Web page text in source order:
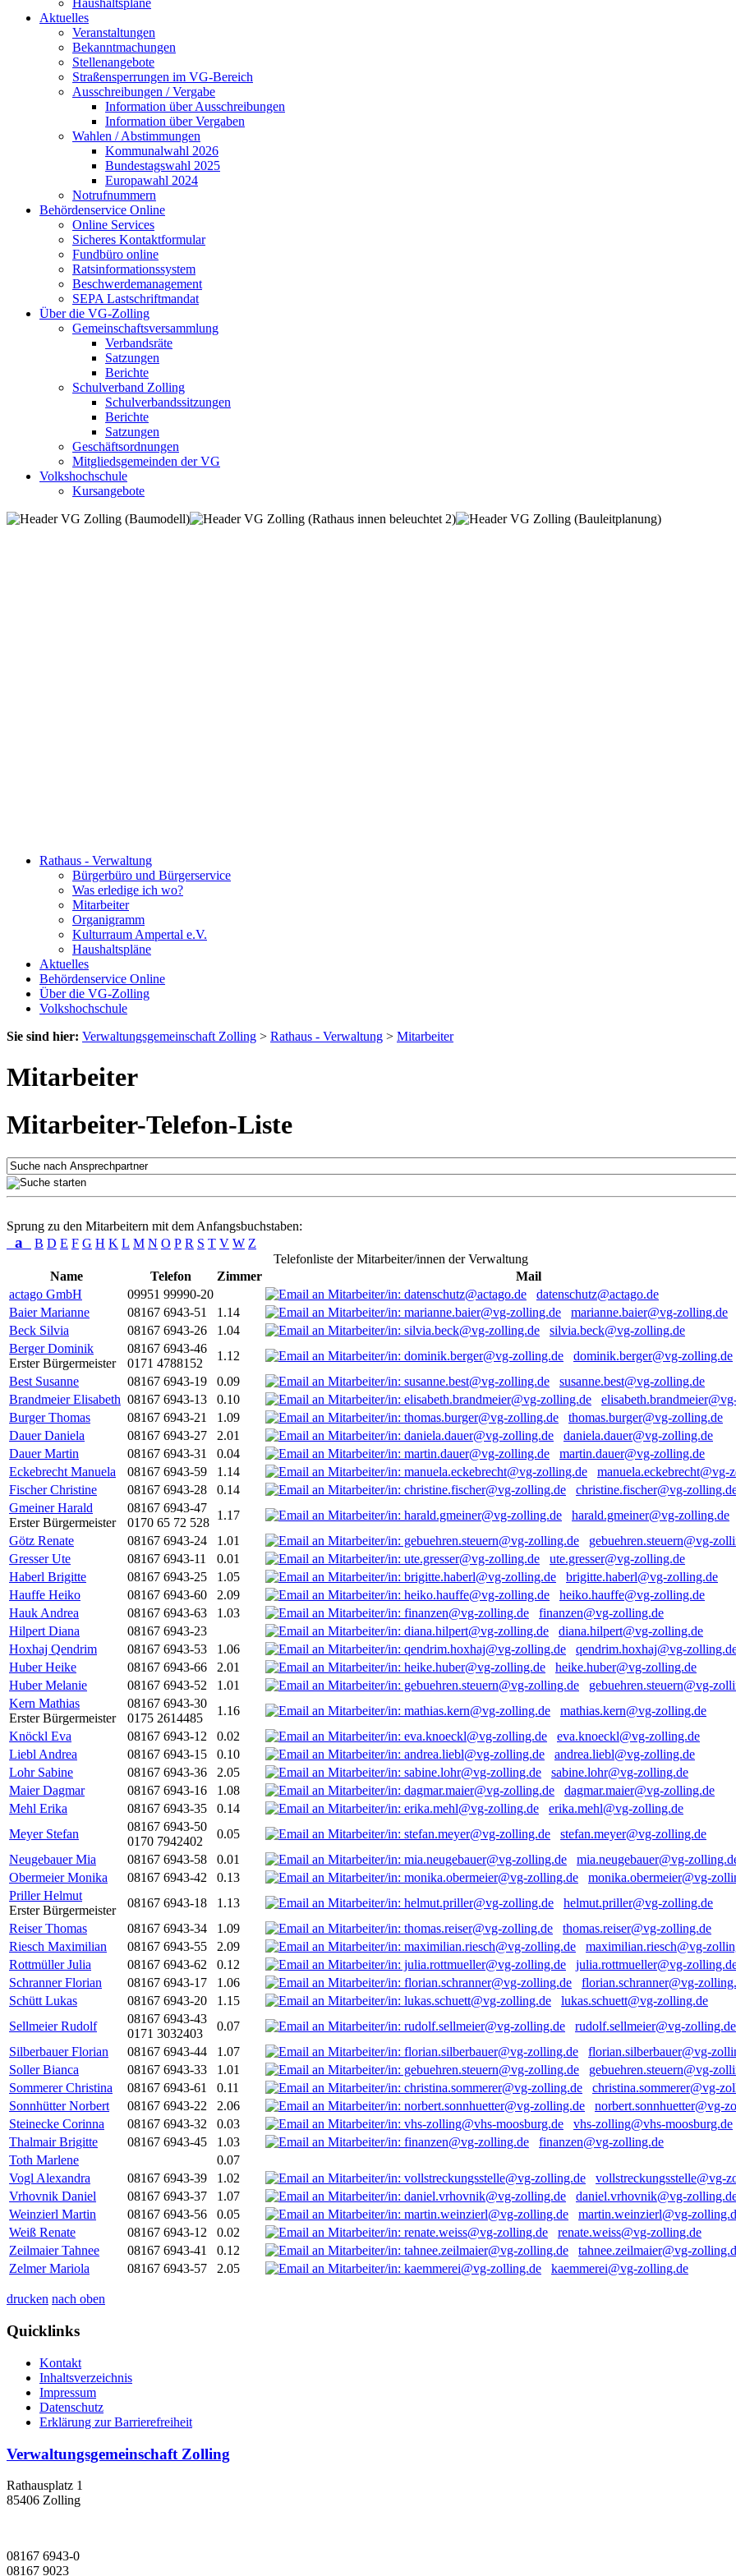
Haushaltspläne
Aktuelles
Veranstaltungen
Bekanntmachungen
Stellenangebote
Straßensperrungen im VG-Bereich
Ausschreibungen / Vergabe
Information über Ausschreibungen
Information über Vergaben
Wahlen / Abstimmungen
Kommunalwahl 2026
Bundestagswahl 2025
Europawahl 2024
Notrufnummern
Behördenservice Online
Online Services
Sicheres Kontaktformular
Fundbüro online
Ratsinformationssystem
Beschwerdemanagement
SEPA Lastschriftmandat
Über die VG-Zolling
Gemeinschaftsversammlung
Verbandsräte
Satzungen
Berichte
Schulverband Zolling
Schulverbandssitzungen
Berichte
Satzungen
Geschäftsordnungen
Mitgliedsgemeinden der VG
Volkshochschule
Kursangebote
Rathaus - Verwaltung
Bürgerbüro und Bürgerservice
Was erledige ich wo?
Mitarbeiter
Organigramm
Kulturraum Ampertal e.V.
Haushaltspläne
Aktuelles
Behördenservice Online
Über die VG-Zolling
Volkshochschule
Sie sind hier: Verwaltungsgemeinschaft Zolling > Rathaus - Verwaltung > Mitarbeiter
Mitarbeiter
Mitarbeiter-Telefon-Liste
Sprung zu den Mitarbeitern mit dem Anfangsbuchstaben:
a B D E F G H K L M N O P R S T V W Z
Telefonliste der Mitarbeiter/innen der Verwaltung
Name
Telefon Zimmer
Mail
actago GmbH
09951 99990-20
datenschutz@actago.de
Baier Marianne
08167 6943-51 1.14
marianne.baier@vg-zolling.de
Beck Silvia
08167 6943-26 1.04
silvia.beck@vg-zolling.de
Berger Dominik
Erster Bürgermeister
08167 6943-46
0171 4788152
1.12
dominik.berger@vg-zolling.de
Best Susanne
08167 6943-19 0.09
susanne.best@vg-zolling.de
Brandmeier Elisabeth 08167 6943-13 0.10
Burger Thomas
08167 6943-21 1.09
thomas.burger@vg-zolling.de
Dauer Daniela
08167 6943-27 2.01
daniela.dauer@vg-zolling.de
Dauer Martin
08167 6943-31 0.04
martin.dauer@vg-zolling.de
Eckebrecht Manuela
08167 6943-59 1.14
manuela.eckebrecht@vg-
Fischer Christine
08167 6943-28 0.14
christine.fischer@vg-
Gmeiner Harald
Erster Bürgermeister
08167 6943-47
0170 65 72 528
1.17
harald.gmeiner@vg-zolling.de
Götz Renate
08167 6943-24 1.01
gebuehren.steuern@vg-
Gresser Ute
08167 6943-11 0.01
ute.gresser@vg-zolling.de
Haberl Brigitte
08167 6943-25 1.05
brigitte.haberl@vg-zolling.de
Hauffe Heiko
08167 6943-60 2.09
heiko.hauffe@vg-zolling.de
Hauk Andrea
08167 6943-63 1.03
finanzen@vg-zolling.de
Hilpert Diana
08167 6943-23
diana.hilpert@vg-zolling.de
Hoxhaj Qendrim
08167 6943-53 1.06
qendrim.hoxhaj@vg-
Huber Heike
08167 6943-66 2.01
heike.huber@vg-zolling.de
Huber Melanie
08167 6943-52 1.01
gebuehren.steuern@vg-
Kern Mathias
Erster Bürgermeister
08167 6943-30
0175 2614485
1.16
mathias.kern@vg-zolling.de
Knöckl Eva
08167 6943-12 0.02
eva.knoeckl@vg-zolling.de
Liebl Andrea
08167 6943-15 0.10
andrea.liebl@vg-zolling.de
Lohr Sabine
08167 6943-36 2.05
sabine.lohr@vg-zolling.de
Maier Dagmar
08167 6943-16 1.08
dagmar.maier@vg-zolling.de
Mehl Erika
08167 6943-35 0.14
erika.mehl@vg-zolling.de
Meyer Stefan
08167 6943-50
0170 7942402
0.05
stefan.meyer@vg-zolling.de
Neugebauer Mia
08167 6943-58 0.01
mia.neugebauer@vg-
Obermeier Monika
08167 6943-42 0.13
monika.obermeier@vg-
Priller Helmut
Erster Bürgermeister
08167 6943-18 1.13
helmut.priller@vg-zolling.de
Reiser Thomas
08167 6943-34 1.09
thomas.reiser@vg-zolling.de
Riesch Maximilian
08167 6943-55 2.09
maximilian.riesch@vg-
Rottmüller Julia
08167 6943-62 0.12
julia.rottmueller@vg-
Schranner Florian
08167 6943-17 1.06
florian.schranner@vg-
Schütt Lukas
08167 6943-20 1.15
lukas.schuett@vg-zolling.de
Sellmeier Rudolf
08167 6943-43
0171 3032403
0.07
rudolf.sellmeier@vg-zolling.de
Silberbauer Florian
08167 6943-44 1.07
florian.silberbauer@vg-
Soller Bianca
08167 6943-33 1.01
gebuehren.steuern@vg-
Sommerer Christina
08167 6943-61 0.11
christina.sommerer@vg-
Sonnhütter Norbert
08167 6943-22 2.06
norbert.sonnhuetter@vg-
Steinecke Corinna
08167 6943-32 0.03
vhs-zolling@vhs-moosburg.de
Thalmair Brigitte
08167 6943-45 1.03
finanzen@vg-zolling.de
Toth Marlene
0.07
Vogl Alexandra
08167 6943-39 1.02
vollstreckungsstelle@vg-
Vrhovnik Daniel
08167 6943-37 1.07
daniel.vrhovnik@vg-
Weinzierl Martin
08167 6943-56 0.05
martin.weinzierl@vg-
Weiß Renate
08167 6943-12 0.02
renate.weiss@vg-zolling.de
Zeilmaier Tahnee
08167 6943-41 0.12
tahnee.zeilmaier@vg-
Zelmer Mariola
08167 6943-57 2.05 kaemmerei@vg-zolling.de
drucken nach oben
Quicklinks
Kontakt
Inhaltsverzeichnis
Impressum
Datenschutz
Erklärung zur Barrierefreiheit
Verwaltungsgemeinschaft Zolling
Rathausplatz 1
85406 Zolling
08167 6943-0
08167 9023